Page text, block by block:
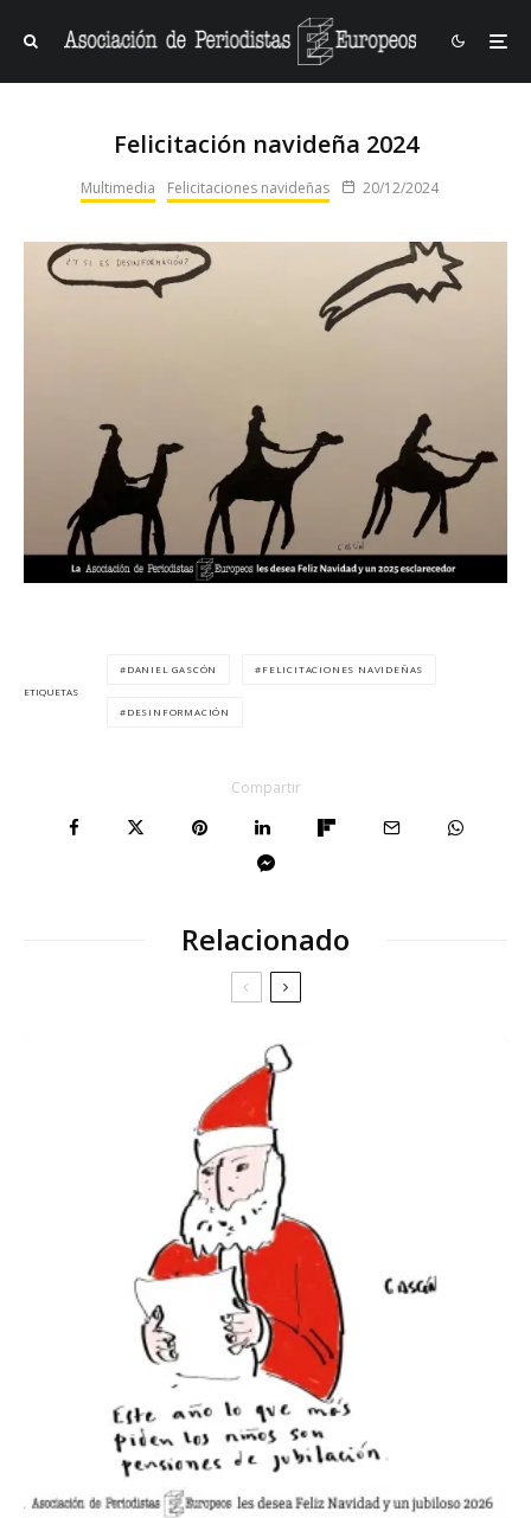
Felicitación navideña 2024
Multimedia Felicitaciones navideñas 20/12/2024
ETIQUETAS
DANIEL GASCÓN FELICITACIONES NAVIDEÑAS
DESINFORMACIÓN
Compartir
Relacionado